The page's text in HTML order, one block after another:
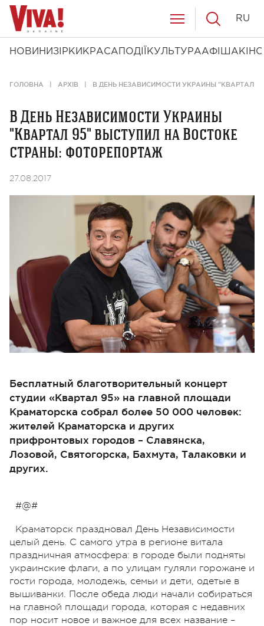
НОВИНИ ЗІРКИ КРАСА ПОДІЇ КУЛЬТУРААФІША КІНО
RU
ГОЛОВНА АРХІВ В ДЕНЬ НЕЗАВИСИМОСТИ УКРАИНЫ "КВАРТАЛ
В День Независимости Украины
"Квартал 95" выступил на Востоке
страны: фоторепортаж
27.08.2017
Бесплатный благотворительный концерт
студии «Квартал 95» на главной площади
Краматорска собрал более 50 000 человек:
жителей Краматорска и других
прифронтовых городов – Славянска,
Лозовой, Святогорска, Бахмута, Талаковки и
других.
#@#
Краматорск праздновал День Независимости
целый день. С самого утра в регионе витала
праздничная атмосфера: в городе были подняты
украинские флаги, а по улицам гуляли горожане и
гости города, молодежь, семьи и дети, одетые в
вышиванки. После обеда люди начали собираться
на главной площади города, которая с недавних
пор носит новое и важное для всех название –